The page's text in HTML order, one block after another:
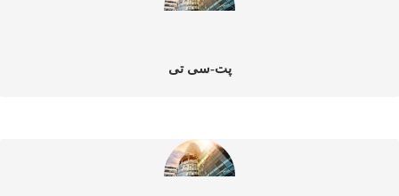
پت-سی تی